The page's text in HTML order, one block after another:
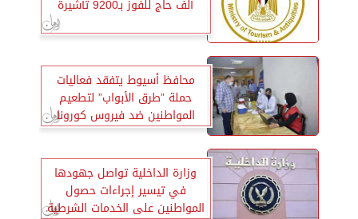
ألف حاج للفوز بـ9200 تأشيرة
محافظ أسيوط يتفقد فعاليات
حملة ”طرق الأبواب” لتطعيم
المواطنين ضد فيروس كورونا
وزارة الداخلية تواصل جهودها
في تيسير إجراءات حصول
المواطنين على الخدمات الشرطية